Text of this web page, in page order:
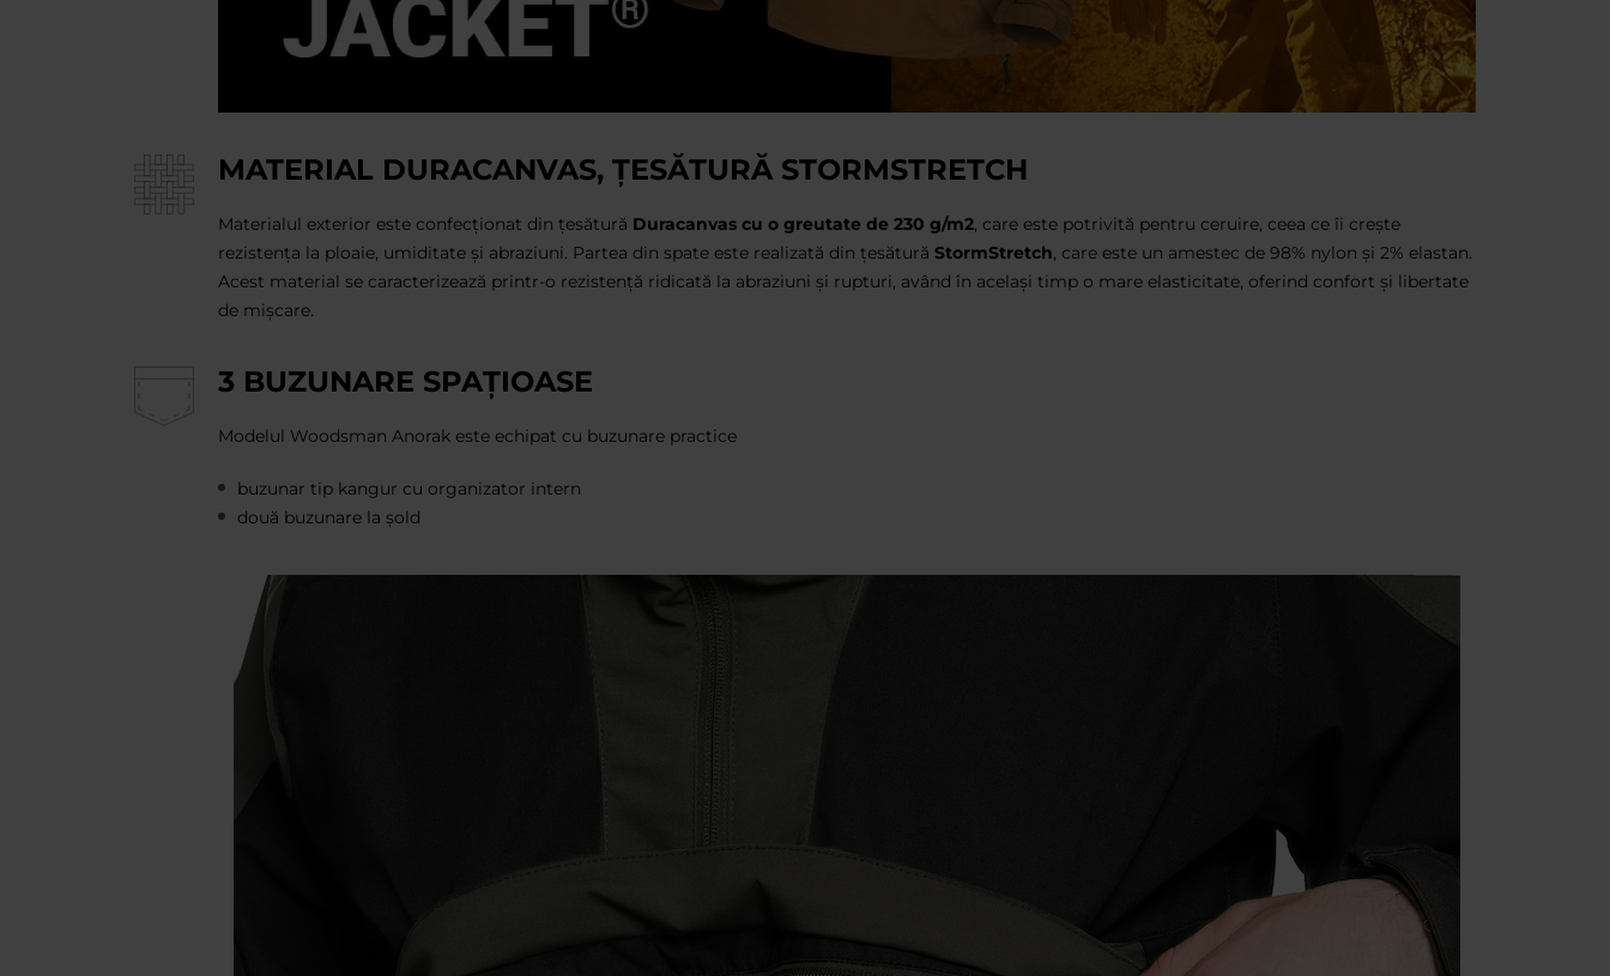
MATERIAL DURACANVAS, ȚESĂTURĂ STORMSTRETCH
Materialul exterior este confecționat din țesătură Duracanvas cu o greutate de 230 g/m2, care este potrivită pentru ceruire, ceea ce îi crește
rezistența la ploaie, umiditate și abraziuni. Partea din spate este realizată din țesătură StormStretch, care este un amestec de 98% nylon și 2% elastan.
Acest material se caracterizează printr-o rezistență ridicată la abraziuni și rupturi, având în același timp o mare elasticitate, oferind confort și libertate
de mișcare.
3 BUZUNARE SPAȚIOASE
Modelul Woodsman Anorak este echipat cu buzunare practice
buzunar tip kangur cu organizator intern
două buzunare la șold